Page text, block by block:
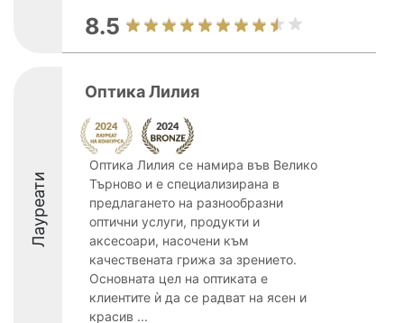
8.5
Лауреати
Оптика Лилия
Оптика Лилия се намира във Велико
Търново и е специализирана в
предлагането на разнообразни
оптични услуги, продукти и
аксесоари, насочени към
качествената грижа за зрението.
Основната цел на оптиката е
клиентите ѝ да се радват на ясен и
красив ...